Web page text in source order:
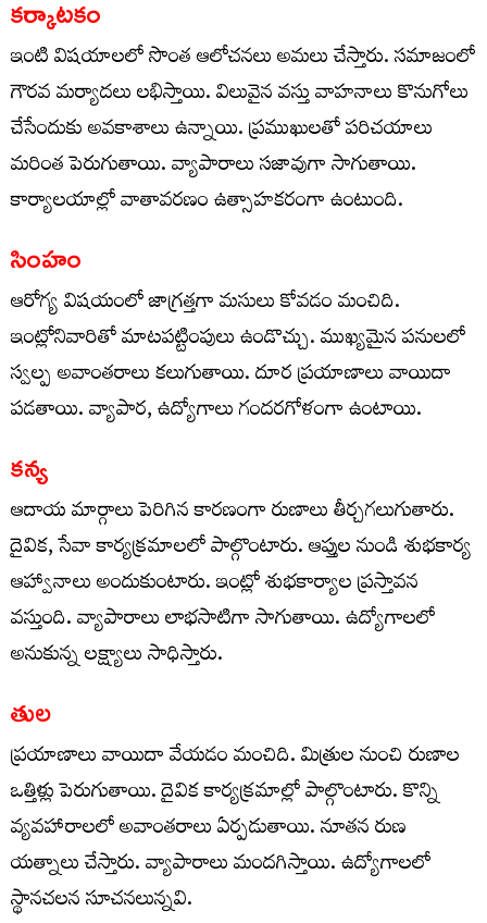
కర్కాటకం
ఇంటి విషయాలలో సొంత ఆలోచనలు అమలు చేస్తారు. సమాజంలో
గౌరవ మర్యాదలు లభిస్తాయి. విలువైన వస్తు వాహనాలు కొనుగోలు
చేసేందుకు అవకాశాలు ఉన్నాయి. ప్రముఖులతో పరిచయాలు
మరింత పెరుగుతాయి. వ్యాపారాలు సజావుగా సాగుతాయి.
కార్యాలయాల్లో వాతావరణం ఉత్సాహకరంగా ఉంటుంది.
సింహం
ఆరోగ్య విషయంలో జాగ్రత్తగా మసులు కోవడం మంచిది.
ఇంట్లోనివారితో మాటపట్టింపులు ఉండొచ్చు. ముఖ్యమైన పనులలో
స్వల్ప అవాంతరాలు కలుగుతాయి. దూర ప్రయాణాలు వాయిదా
పడతాయి. వ్యాపార, ఉద్యోగాలు గందరగోళంగా ఉంటాయి.
కన్య
ఆదాయ మార్గాలు పెరిగిన కారణంగా రుణాలు తీర్చగలుగుతారు.
దైవిక, సేవా కార్యక్రమాలలో పాల్గొంటారు. ఆప్తుల నుండి శుభకార్య
ఆహ్వానాలు అందుకుంటారు. ఇంట్లో శుభకార్యాల ప్రస్తావన
వస్తుంది. వ్యాపారాలు లాభసాటిగా సాగుతాయి. ఉద్యోగాలలో
అనుకున్న లక్ష్యాలు సాధిస్తారు.
తుల
ప్రయాణాలు వాయిదా వేయడం మంచిది. మిత్రుల నుంచి రుణాల
ఒత్తిళ్లు పెరుగుతాయి. దైవిక కార్యక్రమాల్లో పాల్గొంటారు. కొన్ని
వ్యవహారాలలో అవాంతరాలు ఏర్పడుతాయి. నూతన రుణ
యత్నాలు చేస్తారు. వ్యాపారాలు మందగిస్తాయి. ఉద్యోగాలలో
స్థానచలన సూచనలున్నవి.